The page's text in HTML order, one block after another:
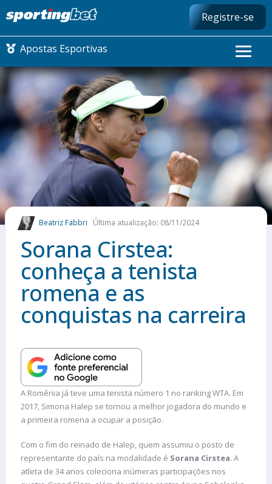
Registre-se
Apostas Esportivas
CONMEBOL LIBERTADORES
FUTEBOL NACIONAL
FUTEBOL INTERNACIONAL
COMO APOSTAR
MAIS ESPORTES
Beatriz Fabbri Última atualização: 08/11/2024
Sorana Cirstea:
conheça a tenista
romena e as
conquistas na carreira
A Romênia já teve uma tenista número 1 no ranking WTA. Em
2017, Simona Halep se tornou a melhor jogadora do mundo e
a primeira romena a ocupar a posição.
Com o fim do reinado de Halep, quem assumiu o posto de
representante do país na modalidade é Sorana Cirstea. A
atleta de 34 anos coleciona inúmeras participações nos